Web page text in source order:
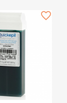
favorite_border